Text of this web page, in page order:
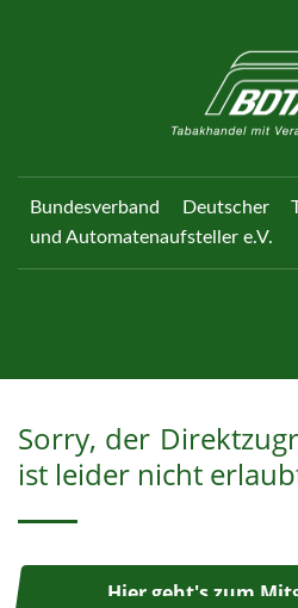
Bundesverband Deutscher
und Automatenaufsteller e.V.
Sorry, der
ist leider nicht
Hier geht's zum